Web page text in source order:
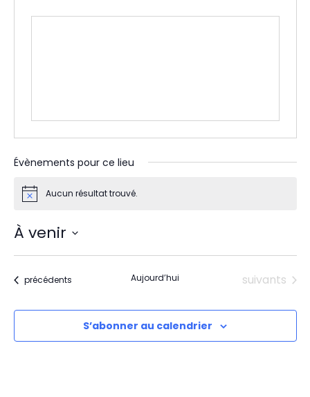
Évènements pour ce lieu
NoticeAucun résultat trouvé.
À venir
date.
Évènements
précédents Aujourd’hui Évènements
suivants
S’abonner au calendrier